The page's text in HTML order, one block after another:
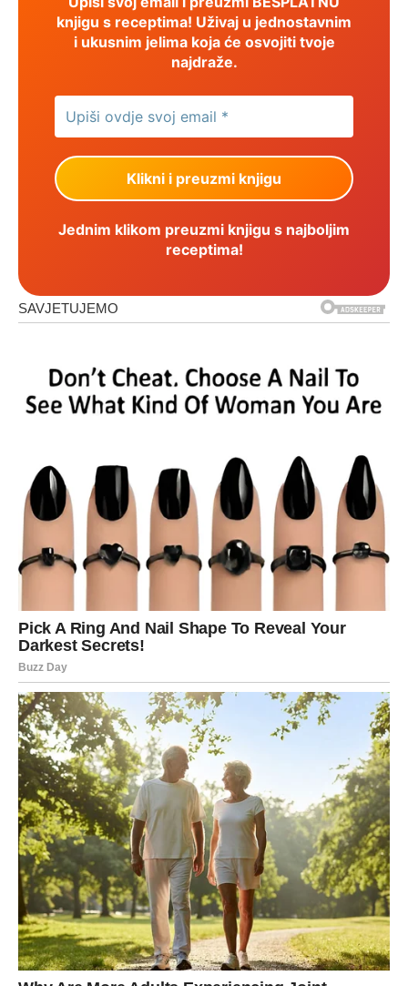
knjigu s receptima! Uživaj u jednostavnim
i ukusnim jelima koja će osvojiti tvoje
najdraže.
Jednim klikom preuzmi knjigu s najboljim
receptima!